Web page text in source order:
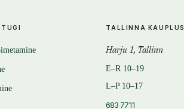
TALLINNA KAUPLUS
Harju 1, Tallinn
E–R 10–19
L–P 10–17
683 7711